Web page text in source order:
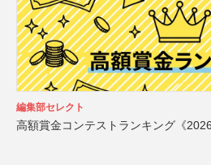
編集部セレクト
高額賞金コンテストランキング《2026